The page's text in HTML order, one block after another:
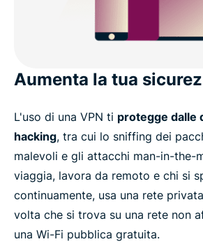
Aumenta la tua
L'uso di una VPN ti protegge dalle
hacking, tra cui lo sniffing dei
malevoli e gli attacchi man-in-the-
viaggia, lavora da remoto e chi si
continuamente, usa una rete
volta che si trova su una rete non
una Wi-Fi pubblica gratuita.